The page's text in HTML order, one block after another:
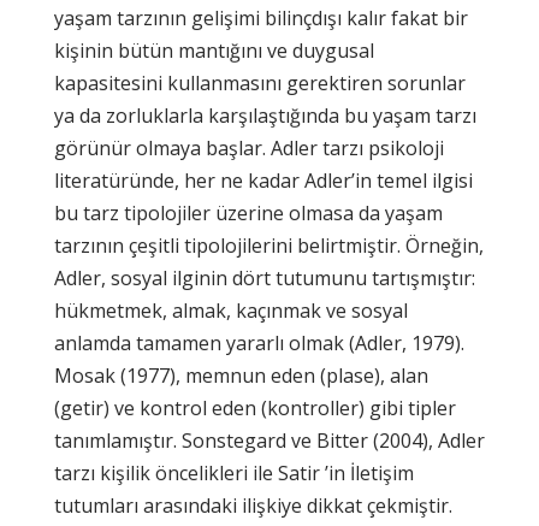
yaşam tarzının gelişimi bilinçdışı kalır fakat bir
kişinin bütün mantığını ve duygusal
kapasitesini kullanmasını gerektiren sorunlar
ya da zorluklarla karşılaştığında bu yaşam tarzı
görünür olmaya başlar. Adler tarzı psikoloji
literatüründe, her ne kadar Adler’in temel ilgisi
bu tarz tipolojiler üzerine olmasa da yaşam
tarzının çeşitli tipolojilerini belirtmiştir. Örneğin,
Adler, sosyal ilginin dört tutumunu tartışmıştır:
hükmetmek, almak, kaçınmak ve sosyal
anlamda tamamen yararlı olmak (Adler, 1979).
Mosak (1977), memnun eden (plase), alan
(getir) ve kontrol eden (kontroller) gibi tipler
tanımlamıştır. Sonstegard ve Bitter (2004), Adler
tarzı kişilik öncelikleri ile Satir ’in İletişim
tutumları arasındaki ilişkiye dikkat çekmiştir.